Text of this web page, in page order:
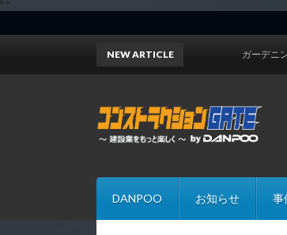
" "
DANPOO お知らせ 事
NEW ARTICLE ガーデニングの土の